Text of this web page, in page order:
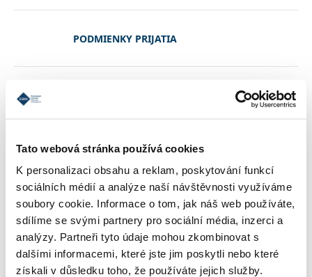
Tato webová stránka používá cookies
K personalizaci obsahu a reklam, poskytování funkcí
sociálních médií a analýze naší návštěvnosti využíváme
soubory cookie. Informace o tom, jak náš web používáte,
sdílíme se svými partnery pro sociální média, inzerci a
analýzy. Partneři tyto údaje mohou zkombinovat s
dalšími informacemi, které jste jim poskytli nebo které
získali v důsledku toho, že používáte jejich služby.
PODMIENKY PRIJATIA
KONTAKT
INFORMÁCIE O ŠTÚDIU
ŠKOLNÉ